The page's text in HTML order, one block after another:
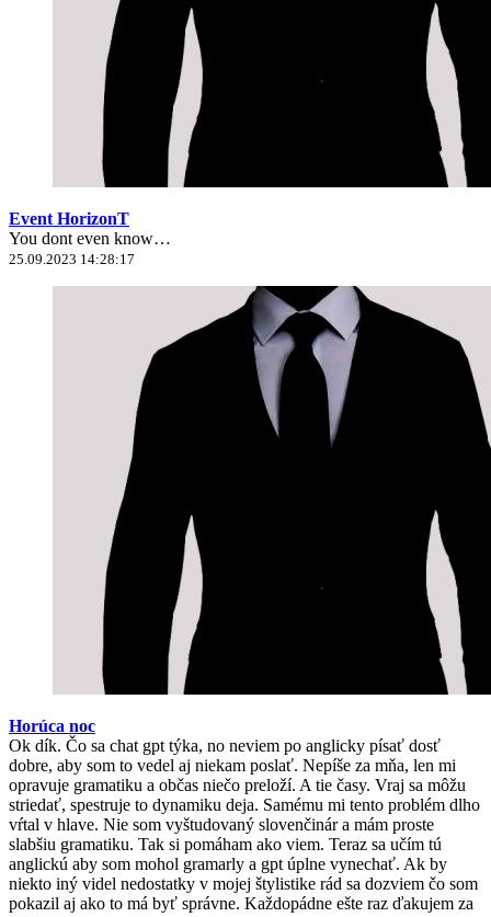
Event HorizonT
You dont even know…
25.09.2023 14:28:17
Horúca noc
Ok dík. Čo sa chat gpt týka, no neviem po anglicky písať dosť
dobre, aby som to vedel aj niekam poslať. Nepíše za mňa, len mi
opravuje gramatiku a občas niečo preloží. A tie časy. Vraj sa môžu
striedať, spestruje to dynamiku deja. Samému mi tento problém dlho
vŕtal v hlave. Nie som vyštudovaný slovenčinár a mám proste
slabšiu gramatiku. Tak si pomáham ako viem. Teraz sa učím tú
anglickú aby som mohol gramarly a gpt úplne vynechať. Ak by
niekto iný videl nedostatky v mojej štylistike rád sa dozviem čo som
pokazil aj ako to má byť správne. Každopádne ešte raz ďakujem za